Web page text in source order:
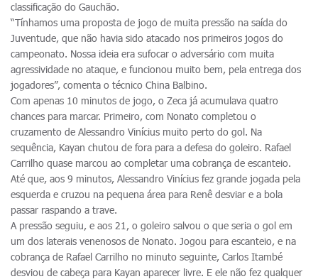
classificação do Gauchão.
“Tínhamos uma proposta de jogo de muita pressão na saída do
Juventude, que não havia sido atacado nos primeiros jogos do
campeonato. Nossa ideia era sufocar o adversário com muita
agressividade no ataque, e funcionou muito bem, pela entrega dos
jogadores”, comenta o técnico China Balbino.
Com apenas 10 minutos de jogo, o Zeca já acumulava quatro
chances para marcar. Primeiro, com Nonato completou o
cruzamento de Alessandro Vinícius muito perto do gol. Na
sequência, Kayan chutou de fora para a defesa do goleiro. Rafael
Carrilho quase marcou ao completar uma cobrança de escanteio.
Até que, aos 9 minutos, Alessandro Vinícius fez grande jogada pela
esquerda e cruzou na pequena área para Renê desviar e a bola
passar raspando a trave.
A pressão seguiu, e aos 21, o goleiro salvou o que seria o gol em
um dos laterais venenosos de Nonato. Jogou para escanteio, e na
cobrança de Rafael Carrilho no minuto seguinte, Carlos Itambé
desviou de cabeça para Kayan aparecer livre. E ele não fez qualquer